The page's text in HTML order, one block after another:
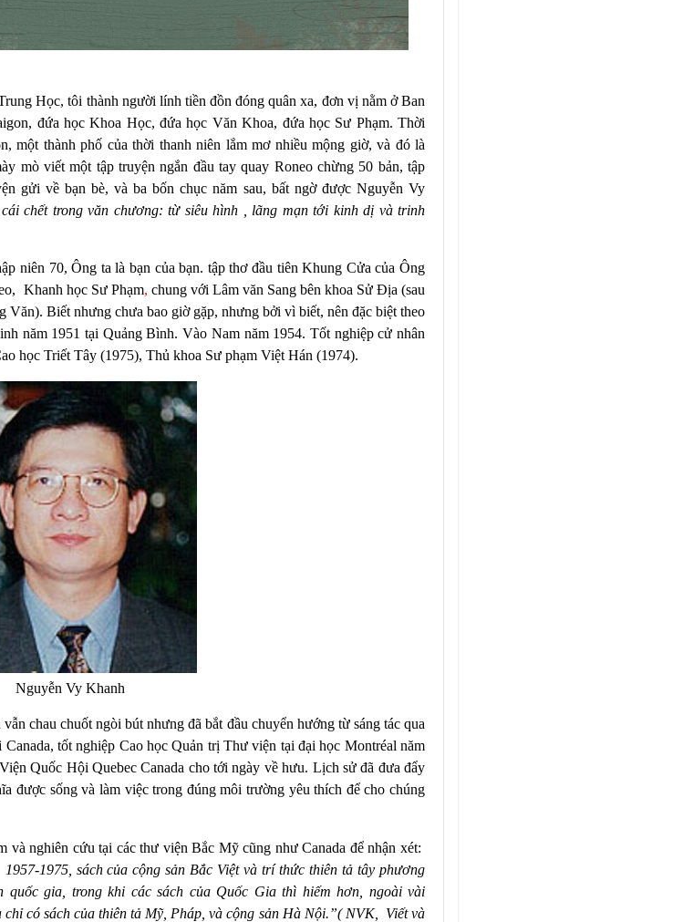
Học, tôi thành người lính tiền đồn đóng quân xa, đơn vị nằm ở Ban
đứa học Khoa Học, đứa học Văn Khoa, đứa học Sư Phạm. Thời
một thành phố của thời thanh niên lắm mơ nhiều mộng giờ, và đó là
mò viết một tập truyện ngắn đầu tay quay Roneo chừng 50 bản, tập
gửi về bạn bè, và ba bốn chục năm sau, bất ngờ được Nguyễn Vy
chết trong văn chương: từ siêu hình , lãng mạn tới kinh dị và trinh
niên 70, Ông ta là bạn của bạn. tập thơ đầu tiên Khung Cửa của Ông
Khanh học Sư Phạm, chung với Lâm văn Sang bên khoa Sử Địa (sau
Văn). Biết nhưng chưa bao giờ gặp, nhưng bởi vì biết, nên đặc biệt theo
năm 1951 tại Quảng Bình. Vào Nam năm 1954. Tốt nghiệp cử nhân
học Triết Tây (1975), Thủ khoa Sư phạm Việt Hán (1974).
Nguyễn Vy Khanh
chau chuốt ngòi bút nhưng đã bắt đầu chuyển hướng từ sáng tác qua
tốt nghiệp Cao học Quản trị Thư viện tại đại học Montréal năm
Quốc Hội Quebec Canada cho tới ngày về hưu. Lịch sử đã đưa đẩy
được sống và làm việc trong đúng môi trường yêu thích để cho chúng
và nghiên cứu tại các thư viện Bắc Mỹ cũng như Canada để nhận xét:
1957-1975, sách của cộng sản Bắc Việt và trí thức thiên tả tây phương
gia, trong khi các sách của Quốc Gia thì hiếm hơn, ngoài vài
có sách của thiên tả Mỹ, Pháp, và cộng sản Hà Nội.”( NVK,
Viết và